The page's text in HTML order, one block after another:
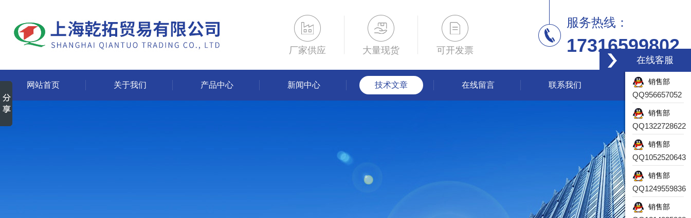
厂家供应 大量现货 可开发票
服务热线：
17316599802
网站首页 关于我们 产品中心 新闻中心 技术文章 在线留言 联系我们
在线客服
销售部
QQ956657052
销售部
QQ1322728622
销售部
QQ1052520643
销售部
QQ1249559836
销售部